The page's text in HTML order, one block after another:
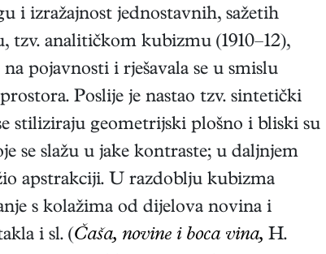
i izražajnost jednostavnih, sažetih
analitičkom kubizmu (1910–12),
pojavnosti i rješavala se u smislu
Poslije je nastao tzv. sintetički
stiliziraju geometrijski plošno i bliski su
se slažu u jake kontraste; u daljnjem
apstrakciji. U razdoblju kubizma
s kolažima od dijelova novina i
i sl. (Čaša, novine i boca vina, H.